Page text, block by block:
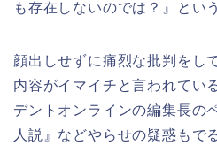
も存在しないのでは？』とい
顔出しせずに痛烈な批判をし
内容がイマイチと言われてい
デントオンラインの編集長の
人説』などやらせの疑惑もで